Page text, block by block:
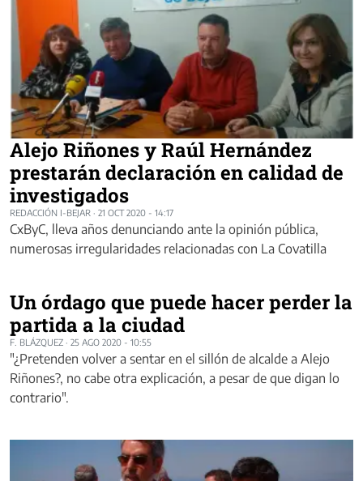
Alejo Riñones y Raúl Hernández
prestarán declaración en calidad de
investigados
REDACCIÓN I-BEJAR · 21 OCT 2020 - 14:17
CxByC, lleva años denunciando ante la opinión pública,
numerosas irregularidades relacionadas con La Covatilla
Un órdago que puede hacer perder la
partida a la ciudad
F. BLÁZQUEZ · 25 AGO 2020 - 10:55
"¿Pretenden volver a sentar en el sillón de alcalde a Alejo
Riñones?, no cabe otra explicación, a pesar de que digan lo
contrario".